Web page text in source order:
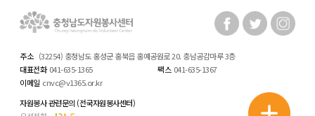
주소 (32254) 충청남도 홍성군 홍북읍 홍예공원로 20. 충남공감마루 3층
대표전화 041-635-1365 팩스 041-635-1367
이메일 cnvc@v1365.or.kr
자원봉사 관련문의 (전국자원봉사센터)